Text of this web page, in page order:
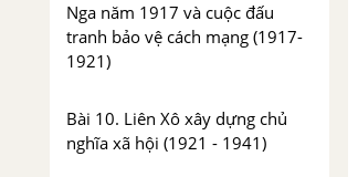
Nga năm 1917 và cuộc đấu
tranh bảo vệ cách mạng (1917-
1921)
Bài 10. Liên Xô xây dựng chủ
nghĩa xã hội (1921 - 1941)